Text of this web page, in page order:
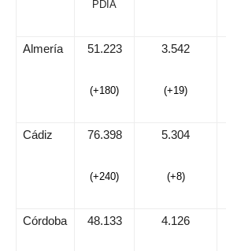
PDIA
Almería 51.223
(+180)
3.542
(+19)
Cádiz 76.398
(+240)
5.304
(+8)
Córdoba 48.133 4.126